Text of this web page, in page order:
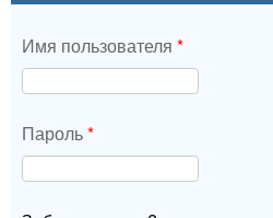
Имя пользователя *
Пароль*